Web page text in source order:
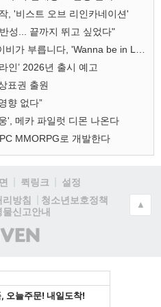
, '비스트 오브 리인카네이션'
성... 끝까지 뛰고 싶었다"
인’ 2026년 출시 예고
표권 출원
향 없다”
', 메카 파일럿 디몬 나온다
MMORPG로 개발한다
퀵링크
설정
방침
청소년보호정책
신고안내
(주)
인
▲